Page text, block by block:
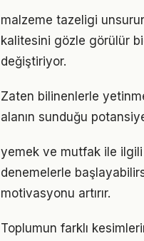
malzeme tazeligi
kalitesini gözle görülür
değiştiriyor.
Zaten bilinenlerle
alanın sunduğu
yemek ve mutfak ile
denemelerle
motivasyonu artırır.
Toplumun farklı